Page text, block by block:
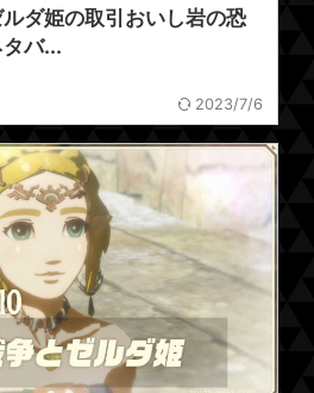
ダ姫の取引おいし岩の恐
バ...
2023/7/6